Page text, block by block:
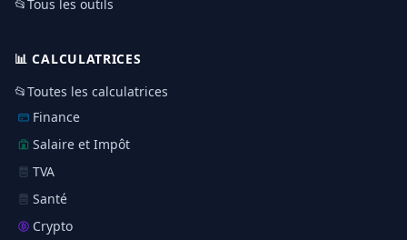
📂Tous les outils
📊CALCULATRICES
📂Toutes les calculatrices
Finance
Salaire et Impôt
TVA
Santé
Crypto